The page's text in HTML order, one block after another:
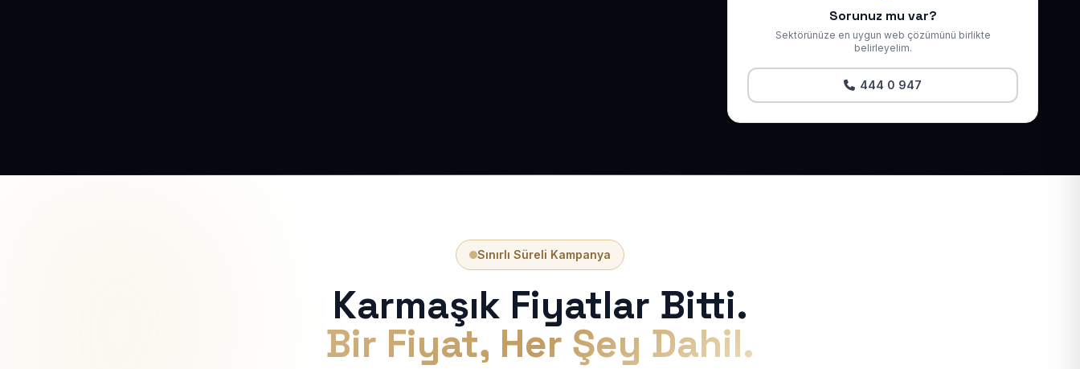
Sorunuz mu var?
Sektörünüze en uygun web çözümünü birlikte
belirleyelim.
444 0 947
Sınırlı Süreli Kampanya
Karmaşık Fiyatlar Bitti.
Bir Fiyat, Her Şey Dahil.